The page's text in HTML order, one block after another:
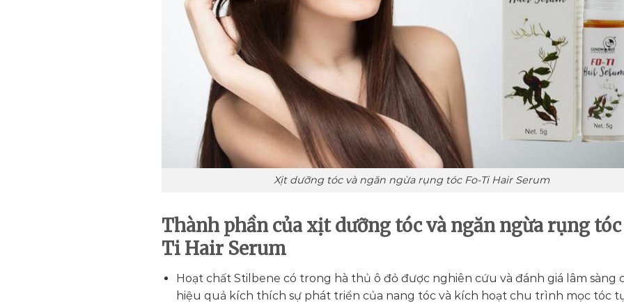
Xịt dưỡng tóc và ngăn ngừa rụng tóc Fo-Ti Hair Serum
Thành phần của xịt dưỡng tóc và ngăn ngừa rụng tóc
Ti Hair Serum
Hoạt chất Stilbene có trong hà thủ ô đỏ được nghiên cứu và đánh giá lâm sàng
hiệu quả kích thích sự phát triển của nang tóc và kích hoạt chu trình mọc tóc